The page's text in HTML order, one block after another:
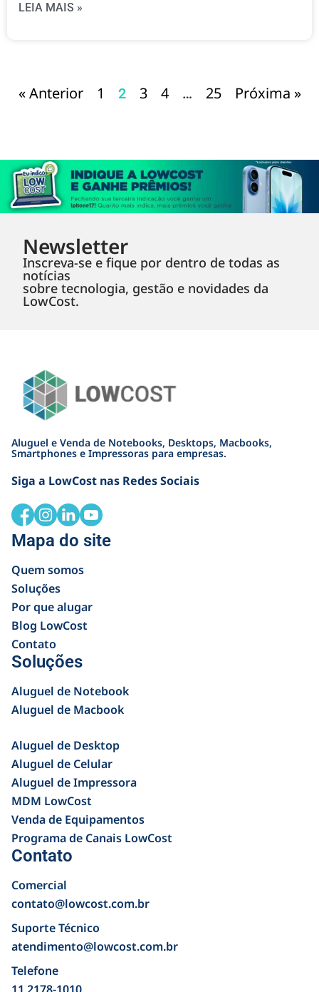
LEIA MAIS »
« Anterior 1 2 3 4 … 25 Próxima »
Newsletter
Inscreva-se e fique por dentro de todas as
notícias
sobre tecnologia, gestão e novidades da
LowCost.
Aluguel e Venda de Notebooks, Desktops, Macbooks,
Smartphones e Impressoras para empresas.
Siga a LowCost nas Redes Sociais
Mapa do site
Quem somos
Soluções
Por que alugar
Blog LowCost
Contato
Soluções
Aluguel de Notebook
Aluguel de Macbook
Aluguel de Desktop
Aluguel de Celular
Aluguel de Impressora
MDM LowCost
Venda de Equipamentos
Programa de Canais LowCost
Contato
Comercial
contato@lowcost.com.br
Suporte Técnico
atendimento@lowcost.com.br
Telefone